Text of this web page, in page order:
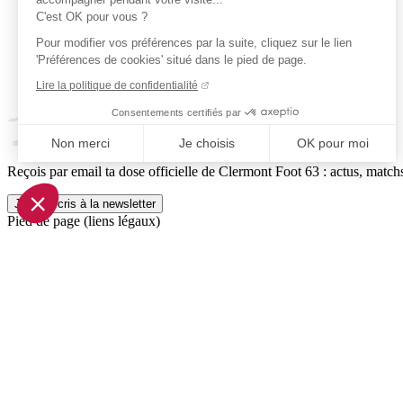
C'est OK pour vous ?
Pour modifier vos préférences par la suite, cliquez sur le lien
'Préférences de cookies' situé dans le pied de page.
Lire la politique de confidentialité
Consentements certifiés par
Non merci Je choisis OK pour moi
Axeptio consent
Plateforme de Gestion du Consentement : Personnalisez
Notre plateforme vous permet d'adapter et de gérer vos
Reçois par email ta dose officielle de Clermont Foot 63 : actus,
Je m'inscris à la newsletter
Pied de page (liens légaux)